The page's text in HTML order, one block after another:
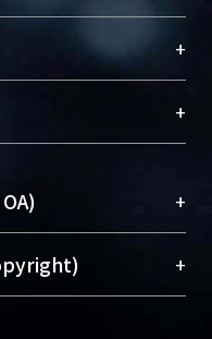
永久珍藏及向國際
能量，圖書館整合
AH）不同功能平
。期能整合研
researcher
integrates the
with “Academic
+
Library)
+
+
訊取用性的社會運
研究著作公開供使
+